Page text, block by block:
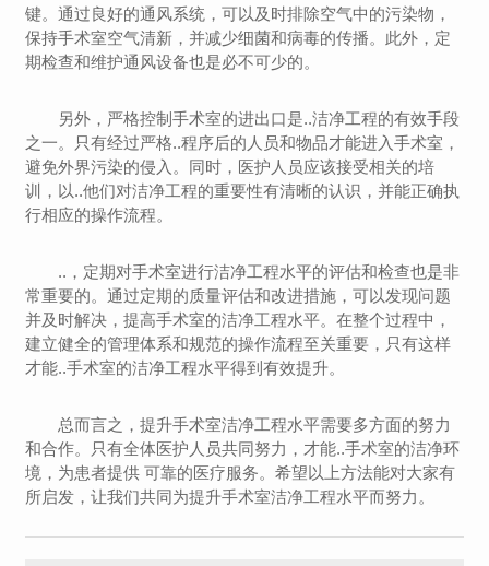
键。通过良好的通风系统，可以及时排除空气中的污染物，
保持手术室空气清新，并减少细菌和病毒的传播。此外，定
期检查和维护通风设备也是必不可少的。
另外，严格控制手术室的进出口是..洁净工程的有效手段
之一。只有经过严格..程序后的人员和物品才能进入手术室，
避免外界污染的侵入。同时，医护人员应该接受相关的培
训，以..他们对洁净工程的重要性有清晰的认识，并能正确执
行相应的操作流程。
..，定期对手术室进行洁净工程水平的评估和检查也是非
常重要的。通过定期的质量评估和改进措施，可以发现问题
并及时解决，提高手术室的洁净工程水平。在整个过程中，
建立健全的管理体系和规范的操作流程至关重要，只有这样
才能..手术室的洁净工程水平得到有效提升。
总而言之，提升手术室洁净工程水平需要多方面的努力
和合作。只有全体医护人员共同努力，才能..手术室的洁净环
境，为患者提供 可靠的医疗服务。希望以上方法能对大家有
所启发，让我们共同为提升手术室洁净工程水平而努力。